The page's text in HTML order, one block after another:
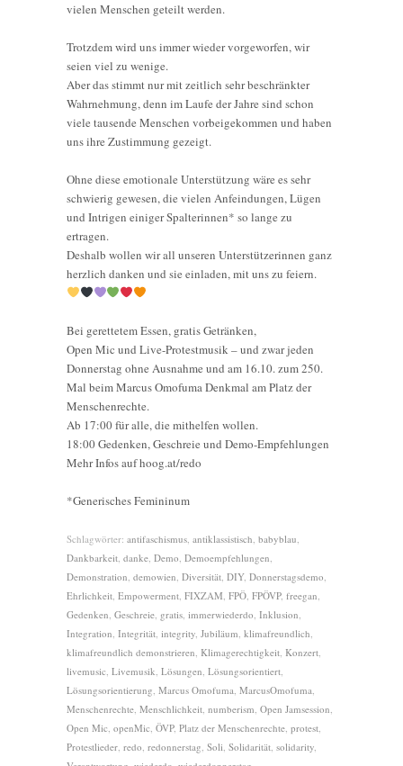
vielen Menschen geteilt werden.
Trotzdem wird uns immer wieder vorgeworfen, wir
seien viel zu wenige.
Aber das stimmt nur mit zeitlich sehr beschränkter
Wahrnehmung, denn im Laufe der Jahre sind schon
viele tausende Menschen vorbeigekommen und haben
uns ihre Zustimmung gezeigt.
Ohne diese emotionale Unterstützung wäre es sehr
schwierig gewesen, die vielen Anfeindungen, Lügen
und Intrigen einiger Spalterinnen* so lange zu
ertragen.
Deshalb wollen wir all unseren Unterstützerinnen ganz
herzlich danken und sie einladen, mit uns zu feiern.
Bei gerettetem Essen, gratis Getränken,
Open Mic und Live-Protestmusik – und zwar jeden
Donnerstag ohne Ausnahme und am 16.10. zum 250.
Mal beim Marcus Omofuma Denkmal am Platz der
Menschenrechte.
Ab 17:00 für alle, die mithelfen wollen.
18:00 Gedenken, Geschreie und Demo-Empfehlungen
Mehr Infos auf hoog.at/redo
*Generisches Femininum
Schlagwörter: antifaschismus, antiklassistisch, babyblau,
Dankbarkeit, danke, Demo, Demoempfehlungen,
Demonstration, demowien, Diversität, DIY, Donnerstagsdemo,
Ehrlichkeit, Empowerment, FIXZAM, FPÖ, FPÖVP, freegan,
Gedenken, Geschreie, gratis, immerwiederdo, Inklusion,
Integration, Integrität, integrity, Jubiläum, klimafreundlich,
klimafreundlich demonstrieren, Klimagerechtigkeit, Konzert,
livemusic, Livemusik, Lösungen, Lösungsorientiert,
Lösungsorientierung, Marcus Omofuma, MarcusOmofuma,
Menschenrechte, Menschlichkeit, numberism, Open Jamsession,
Open Mic, openMic, ÖVP, Platz der Menschenrechte, protest,
Protestlieder, redo, redonnerstag, Soli, Solidarität, solidarity,